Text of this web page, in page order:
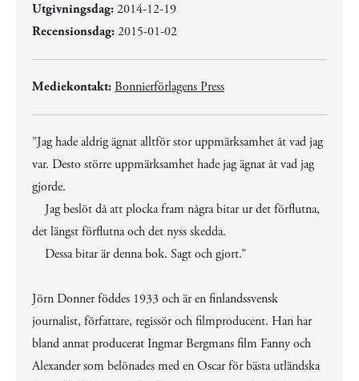
Utgivningsdag:2014-12-19
Recensionsdag:2015-01-02
Mediekontakt: Bonnierförlagens Press
”Jag hade aldrig ägnat alltför stor uppmärksamhet åt vad jag
var. Desto större uppmärksamhet hade jag ägnat åt vad jag
gjorde.
Jag beslöt då att plocka fram några bitar ur det förflutna,
det längst förflutna och det nyss skedda.
Dessa bitar är denna bok. Sagt och gjort.”
Jörn Donner föddes 1933 och är en finlandssvensk
journalist, författare, regissör och filmproducent. Han har
bland annat producerat Ingmar Bergmans film Fanny och
Alexander som belönades med en Oscar för bästa utländska